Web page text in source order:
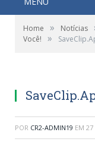
Home » Notícias
Você!
»
POR CR2-ADMIN19 EM 27